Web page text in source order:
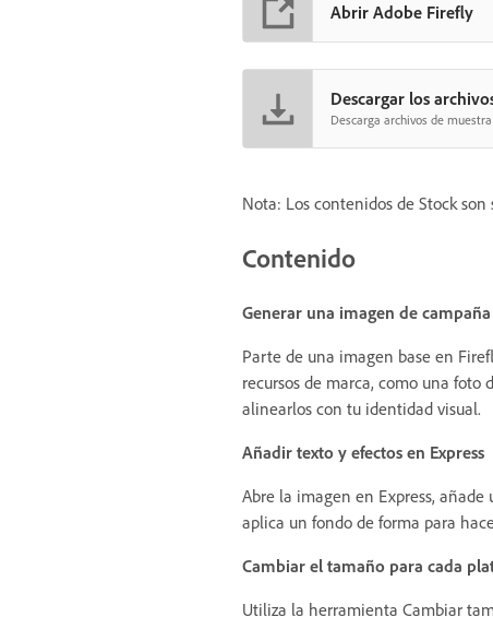
Abrir Adobe Firefly
Descargar los
Descarga archivos de
Nota: Los contenidos de Stock son
Contenido
Generar una imagen de
Parte de una imagen base en
recursos de marca, como una foto
alinearlos con tu identidad visual.
Añadir texto y efectos en Express
Abre la imagen en Express,
aplica un fondo de forma para
Cambiar el tamaño para cada
Utiliza la herramienta Cambiar